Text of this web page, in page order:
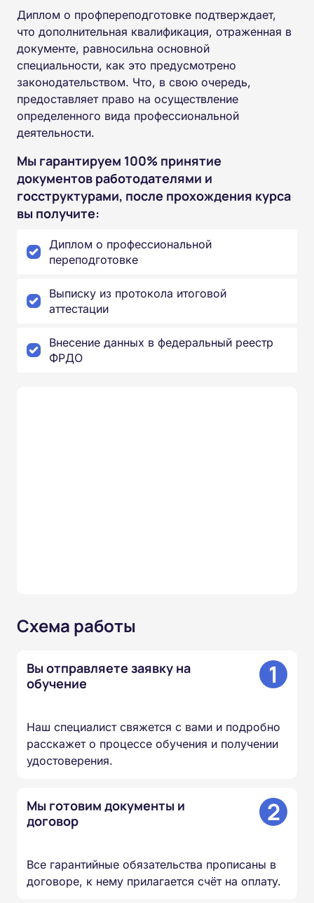
Диплом о профпереподготовке подтверждает,
что дополнительная квалификация, отраженная в
документе, равносильна основной
специальности, как это предусмотрено
законодательством. Что, в свою очередь,
предоставляет право на осуществление
определенного вида профессиональной
деятельности.
Мы гарантируем 100% принятие
документов работодателями и
госструктурами, после прохождения курса
вы получите:
Диплом о профессиональной
переподготовке
Выписку из протокола итоговой
аттестации
Внесение данных в федеральный реестр
ФРДО
Схема работы
Вы отправляете заявку на
обучение
1
Наш специалист свяжется с вами и подробно
расскажет о процессе обучения и получении
удостоверения.
Мы готовим документы и
договор
2
Все гарантийные обязательства прописаны в
договоре, к нему прилагается счёт на оплату.